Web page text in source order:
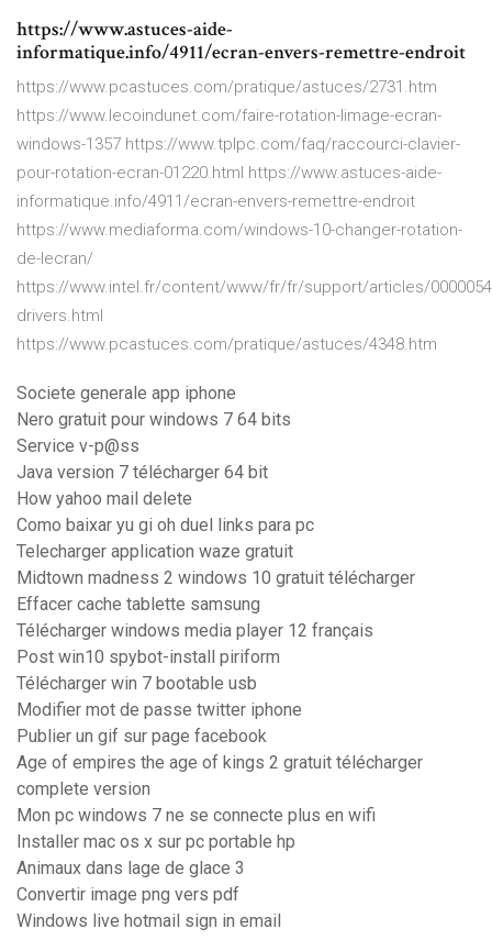
https://www.astuces-aide-
informatique.info/4911/ecran-envers-remettre-endroit
https://www.pcastuces.com/pratique/astuces/2731.htm
https://www.lecoindunet.com/faire-rotation-limage-ecran-
windows-1357 https://www.tplpc.com/faq/raccourci-clavier-
pour-rotation-ecran-01220.html https://www.astuces-aide-
informatique.info/4911/ecran-envers-remettre-endroit
https://www.mediaforma.com/windows-10-changer-rotation-
de-lecran/
https://www.intel.fr/content/www/fr/fr/support/articles/
drivers.html
https://www.pcastuces.com/pratique/astuces/4348.htm
Societe generale app iphone
Nero gratuit pour windows 7 64 bits
Service v-p@ss
Java version 7 télécharger 64 bit
How yahoo mail delete
Como baixar yu gi oh duel links para pc
Telecharger application waze gratuit
Midtown madness 2 windows 10 gratuit télécharger
Effacer cache tablette samsung
Télécharger windows media player 12 français
Post win10 spybot-install piriform
Télécharger win 7 bootable usb
Modifier mot de passe twitter iphone
Publier un gif sur page facebook
Age of empires the age of kings 2 gratuit télécharger
complete version
Mon pc windows 7 ne se connecte plus en wifi
Installer mac os x sur pc portable hp
Animaux dans lage de glace 3
Convertir image png vers pdf
Windows live hotmail sign in email